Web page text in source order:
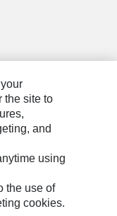
the site to
and
using
the use of
cookies.